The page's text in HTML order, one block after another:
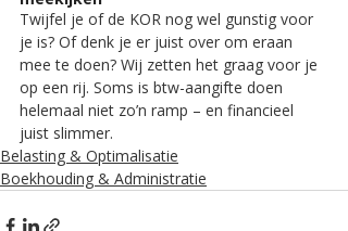
Twijfel je of de KOR nog wel gunstig voor
je is? Of denk je er juist over om eraan
mee te doen? Wij zetten het graag voor je
op een rij. Soms is btw-aangifte doen
helemaal niet zo’n ramp – en financieel
juist slimmer.
Belasting & Optimalisatie
Boekhouding & Administratie